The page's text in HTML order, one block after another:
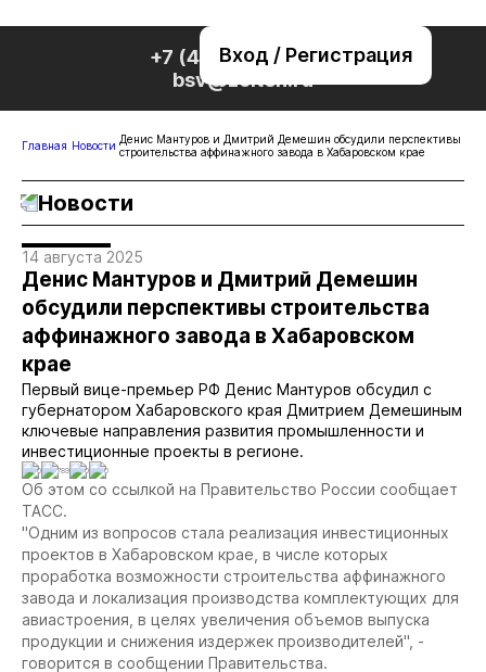
Вход / Регистрация
+7 (495) 221-76-32
bsv@zolteh.ru
Главная Новости Денис Мантуров и Дмитрий Демешин обсудили перспективы
строительства аффинажного завода в Хабаровском крае
Новости
14 августа 2025
Денис Мантуров и Дмитрий Демешин
обсудили перспективы строительства
аффинажного завода в Хабаровском
крае
Первый вице-премьер РФ Денис Мантуров обсудил с
губернатором Хабаровского края Дмитрием Демешиным
ключевые направления развития промышленности и
инвестиционные проекты в регионе.
0 789 0 0
Об этом со ссылкой на Правительство России сообщает
ТАСС.
"Одним из вопросов стала реализация инвестиционных
проектов в Хабаровском крае, в числе которых
проработка возможности строительства аффинажного
завода и локализация производства комплектующих для
авиастроения, в целях увеличения объемов выпуска
продукции и снижения издержек производителей", -
говорится в сообщении Правительства.